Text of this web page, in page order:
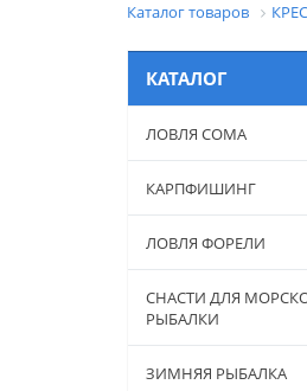
Каталог товаров
КАТАЛОГ
ЛОВЛЯ СОМА
КАРПФИШИНГ
ЛОВЛЯ ФОРЕЛИ
СНАСТИ ДЛЯ
РЫБАЛКИ
ЗИМНЯЯ РЫБАЛКА